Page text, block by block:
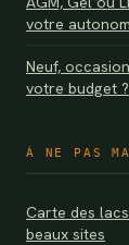
votre
Neuf,
votre budget ?
À NE PAS
Carte des
beaux sites